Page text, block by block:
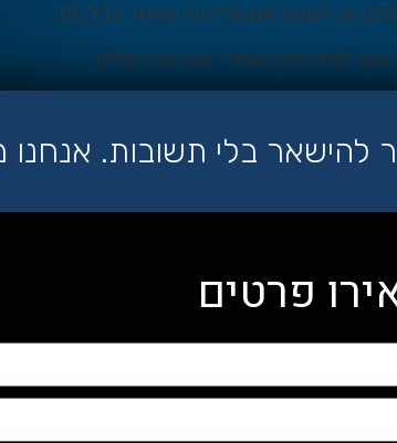
או לשנות את מדיניות האתר בכל עת.
למדיניות האתר, אנא פנה אלינו
בלי תשובות.
פרטים